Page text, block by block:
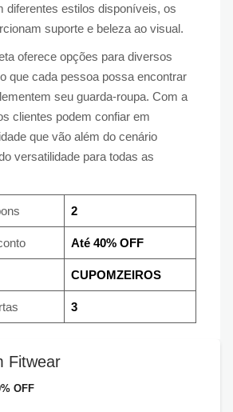
diferentes estilos disponíveis, os
suporte e beleza ao visual.
oferece opções para diversos
que cada pessoa possa encontrar
seu guarda-roupa. Com a
clientes podem confiar em
que vão além do cenário
versatilidade para todas as
2
Até 40% OFF
CUPOMZEIROS
3
Fitwear
OFF